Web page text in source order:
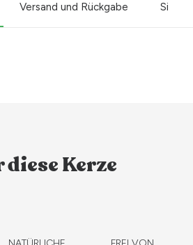
Versand und Rückgabe
diese Kerze